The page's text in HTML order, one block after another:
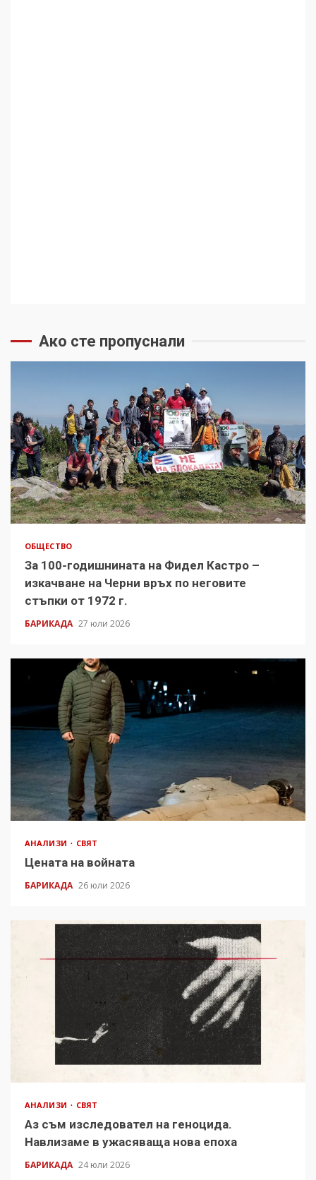
Ако сте пропуснали
ОБЩЕСТВО
За 100-годишнината на Фидел Кастро –
изкачване на Черни връх по неговите
стъпки от 1972 г.
БАРИКАДА 27 юли 2026
АНАЛИЗИ СВЯТ
Цената на войната
БАРИКАДА 26 юли 2026
АНАЛИЗИ СВЯТ
Аз съм изследовател на геноцида.
Навлизаме в ужасяваща нова епоха
БАРИКАДА 24 юли 2026